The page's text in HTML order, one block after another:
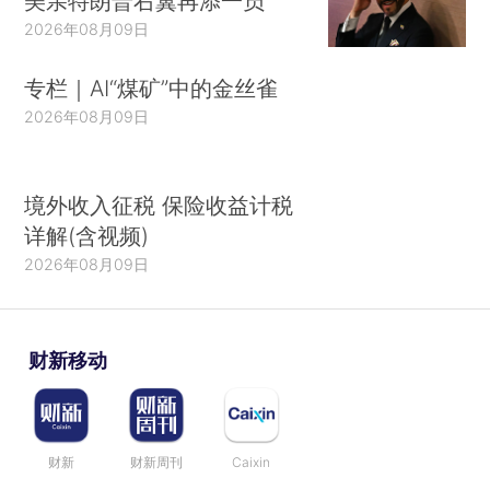
2026年08月09日
专栏｜AI“煤矿”中的金丝雀
2026年08月09日
境外收入征税 保险收益计税
详解(含视频)
2026年08月09日
财新移动
财新 财新周刊 Caixin